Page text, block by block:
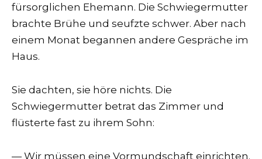
fürsorglichen Ehemann. Die Schwiegermutter
brachte Brühe und seufzte schwer. Aber nach
einem Monat begannen andere Gespräche im
Haus.
Sie dachten, sie höre nichts. Die
Schwiegermutter betrat das Zimmer und
flüsterte fast zu ihrem Sohn:
— Wir müssen eine Vormundschaft einrichten.